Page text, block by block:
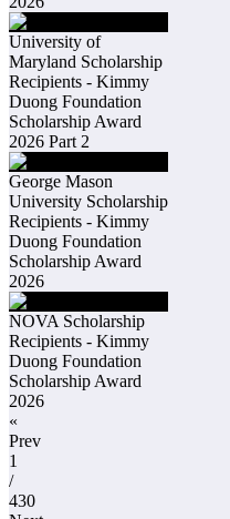
University of
Maryland Scholarship
Recipients - Kimmy
Duong Foundation
Scholarship Award
2026 Part 2
George Mason
University Scholarship
Recipients - Kimmy
Duong Foundation
Scholarship Award
2026
NOVA Scholarship
Recipients - Kimmy
Duong Foundation
Scholarship Award
2026
«
Prev
1
/
430